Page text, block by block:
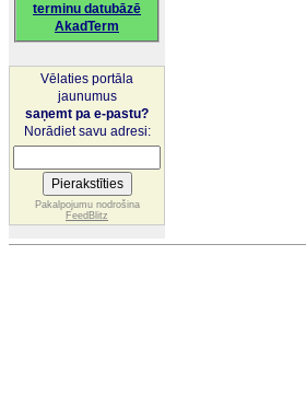
terminu datubāzē
AkadTerm
Vēlaties portāla
jaunumus
saņemt pa e-pastu?
Norādiet savu adresi:
Pakalpojumu nodrošina
FeedBlitz